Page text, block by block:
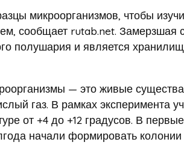
микроорганизмов, чтобы
сообщает rutab.net. Замерзшая
полушария и является
— это живые
газ. В рамках эксперимента
от +4 до +12 градусов. В первые
начали формировать колонии